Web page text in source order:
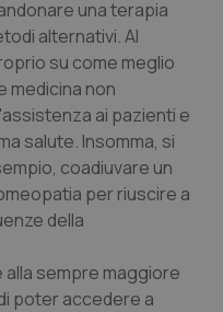
Collo
una terapia
alternativi. Al
su come meglio
medicina non
ai pazienti e
salute. Insomma, si
coadiuvare un
per riuscire a
della
sempre maggiore
poter accedere a